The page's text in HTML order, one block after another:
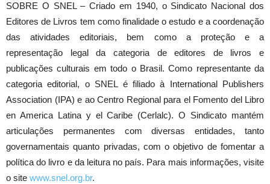
SOBRE O SNEL – Criado em 1940, o Sindicato Nacional dos
Editores de Livros tem como finalidade o estudo e a coordenação
das atividades editoriais, bem como a proteção e a
representação legal da categoria de editores de livros e
publicações culturais em todo o Brasil. Como representante da
categoria editorial, o SNEL é filiado à International Publishers
Association (IPA) e ao Centro Regional para el Fomento del Libro
en America Latina y el Caribe (Cerlalc). O Sindicato mantém
articulações permanentes com diversas entidades, tanto
governamentais quanto privadas, com o objetivo de fomentar a
política do livro e da leitura no país. Para mais informações, visite
o site www.snel.org.br.